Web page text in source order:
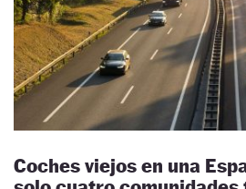
Coches viejos en una